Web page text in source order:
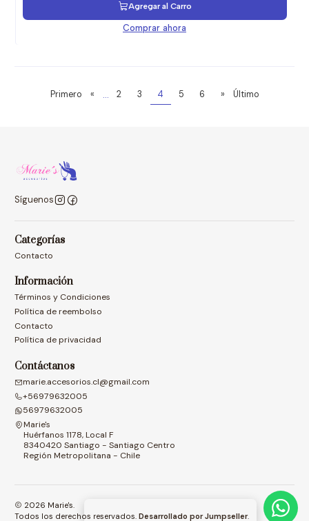
Agregar al Carro
Comprar ahora
Primero « ... 2 3 4 5 6 » Último
Síguenos
Categorías
Contacto
Información
Términos y Condiciones
Política de reembolso
Contacto
Política de privacidad
Contáctanos
marie.accesorios.cl@gmail.com
+56979632005
56979632005
Marie's
Huérfanos 1178, Local F
8340420 Santiago - Santiago Centro
Región Metropolitana - Chile
2026 Marie's.
Todos los derechos reservados. Desarrollado por Jumpseller.